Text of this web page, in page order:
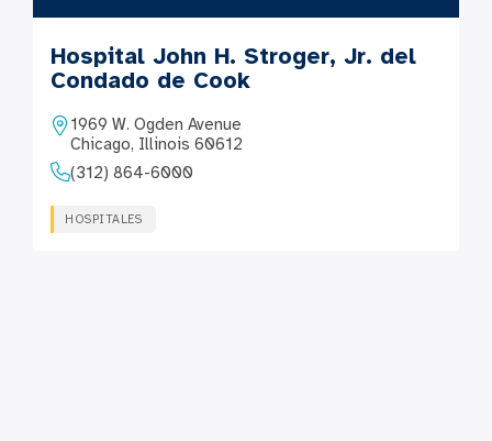
Hospital John H. Stroger, Jr. del
Condado de Cook
1969 W. Ogden Avenue
Chicago, Illinois 60612
(312) 864-6000
HOSPITALES